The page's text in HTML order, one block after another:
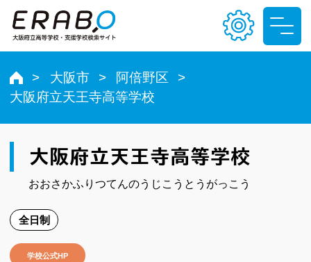
文字サイズ
大阪市
阿倍野区
大阪府立天王寺高等学校
大阪府立天王寺高等学校
おおさかふりつてんのうじこうとうがっこう
全日制
学校公式HP